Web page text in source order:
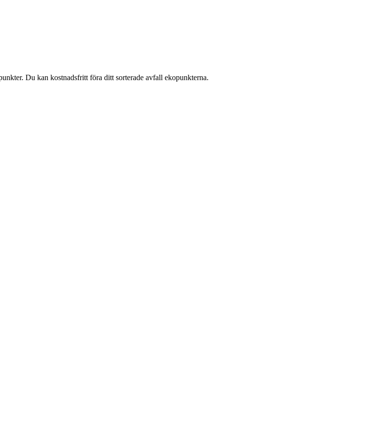
Du kan kostnadsfritt föra ditt sorterade avfall ekopunkterna.